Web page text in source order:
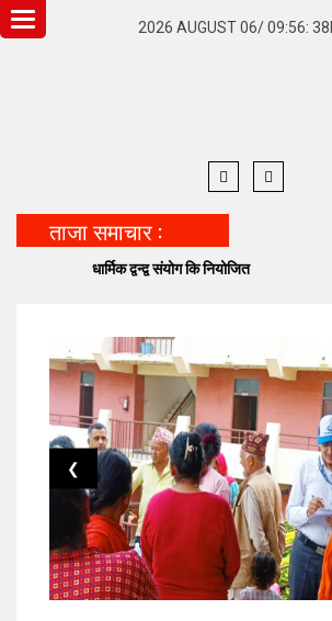
2026 AUGUST 06/ 09:56:
Toggle
navigation
ताजा समाचार :
धार्मिक द्वन्द्व संयोग कि नियोजित
❮